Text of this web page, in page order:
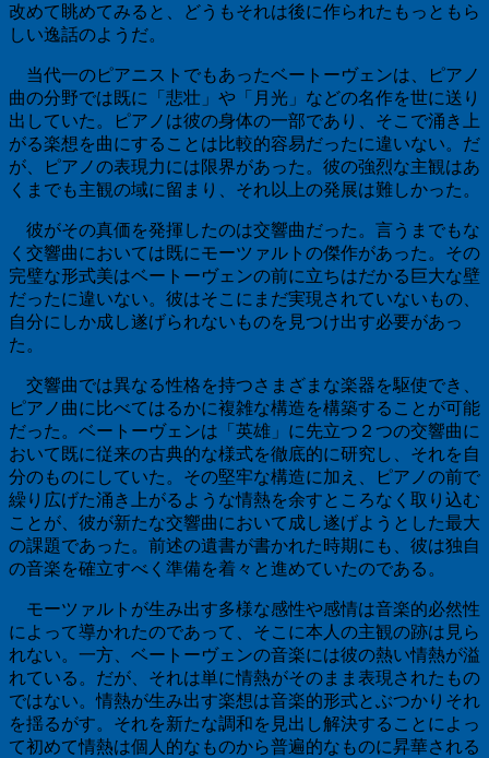
改めて眺めてみると、どうもそれは後に作られたもっともら
しい逸話のようだ。
当代一のピアニストでもあったベートーヴェンは、ピアノ
曲の分野では既に「悲壮」や「月光」などの名作を世に送り
出していた。ピアノは彼の身体の一部であり、そこで涌き上
がる楽想を曲にすることは比較的容易だったに違いない。だ
が、ピアノの表現力には限界があった。彼の強烈な主観はあ
くまでも主観の域に留まり、それ以上の発展は難しかった。
彼がその真価を発揮したのは交響曲だった。言うまでもな
く交響曲においては既にモーツァルトの傑作があった。その
完璧な形式美はベートーヴェンの前に立ちはだかる巨大な壁
だったに違いない。彼はそこにまだ実現されていないもの、
自分にしか成し遂げられないものを見つけ出す必要があっ
た。
交響曲では異なる性格を持つさまざまな楽器を駆使でき、
ピアノ曲に比べてはるかに複雑な構造を構築することが可能
だった。ベートーヴェンは「英雄」に先立つ２つの交響曲に
おいて既に従来の古典的な様式を徹底的に研究し、それを自
分のものにしていた。その堅牢な構造に加え、ピアノの前で
繰り広げた涌き上がるような情熱を余すところなく取り込む
ことが、彼が新たな交響曲において成し遂げようとした最大
の課題であった。前述の遺書が書かれた時期にも、彼は独自
の音楽を確立すべく準備を着々と進めていたのである。
モーツァルトが生み出す多様な感性や感情は音楽的必然性
によって導かれたのであって、そこに本人の主観の跡は見ら
れない。一方、ベートーヴェンの音楽には彼の熱い情熱が溢
れている。だが、それは単に情熱がそのまま表現されたもの
ではない。情熱が生み出す楽想は音楽的形式とぶつかりそれ
を揺るがす。それを新たな調和を見出し解決することによっ
て初めて情熱は個人的なものから普遍的なものに昇華される